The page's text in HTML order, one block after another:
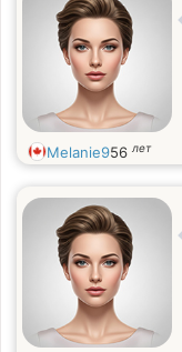
Melanie956 лет